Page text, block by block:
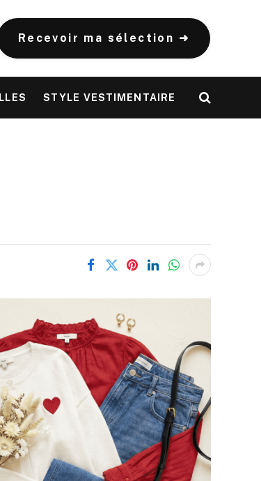
Recevoir ma sélection ➜
STYLE VESTIMENTAIRE